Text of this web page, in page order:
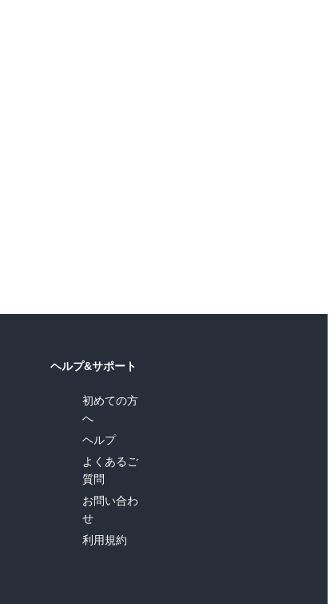
ヘルプ&サポート
初めての方
へ
ヘルプ
よくあるご
質問
お問い合わ
せ
利用規約